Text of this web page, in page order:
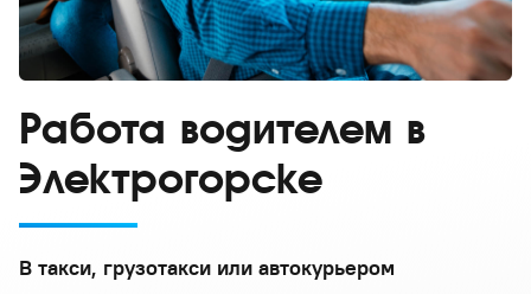
Работа водителем в
Электрогорске
В такси, грузотакси или автокурьером